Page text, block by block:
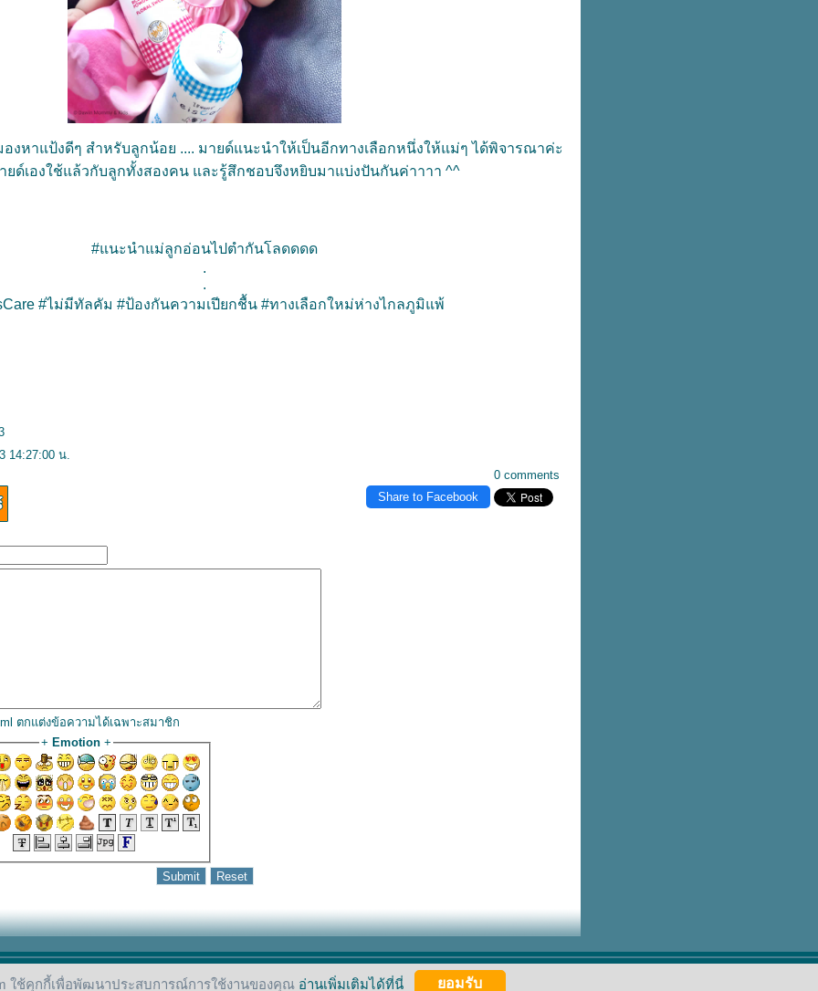
งหาแป้งดีๆ สำหรับลูกน้อย .... มายด์แนะนำให้เป็นอีกทางเลือกหนึ่งให้แม่ๆ ได้พิจารณาค่ะ
ยด์เองใช้แล้วกับลูกทั้งสองคน และรู้สึกชอบจึงหยิบมาแบ่งปันกันค่าาาา ^^
#แนะนำแม่ลูกอ่อนไปตำกันโลดดดด
.
.
#ไม่มีทัลคัม #ป้องกันความเปียกชื้น #ทางเลือกใหม่ห่างไกลภูมิแพ้
0 comments
14:27:00 น.
Share to Facebook
ตกแต่งข้อความได้เฉพาะสมาชิก
+ Emotion+
ใช้คุกกี้เพื่อพัฒนาประสบการณ์การใช้งานของคุณ อ่านเพิ่มเติมได้ที่นี่